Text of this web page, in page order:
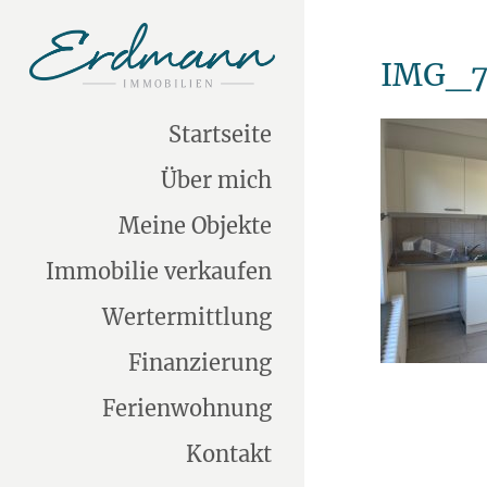
Startseite
Über mich
Meine Objekte
Immobilie verkaufen
Wertermittlung
Finanzierung
Ferienwohnung
Kontakt